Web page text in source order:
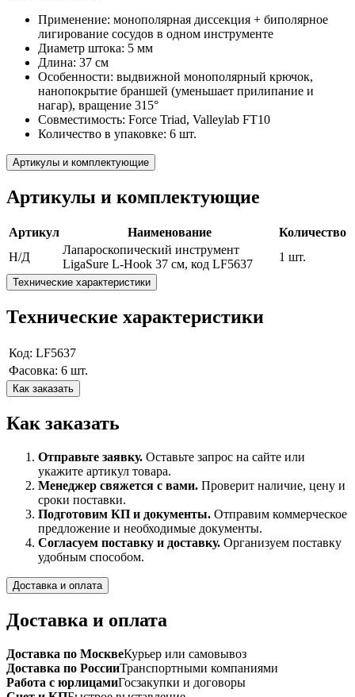
Применение: монополярная диссекция + биполярное
лигирование сосудов в одном инструменте
Диаметр штока: 5 мм
Длина: 37 см
Особенности: выдвижной монополярный крючок,
нанопокрытие браншей (уменьшает прилипание и
нагар), вращение 315°
Совместимость: Force Triad, Valleylab FT10
Количество в упаковке: 6 шт.
Артикулы и комплектующие
Артикулы и комплектующие
Артикул Наименование
Количество
Н/Д
Лапароскопический инструмент
LigaSure L-Hook 37 см, код LF5637
1 шт.
Технические характеристики
Технические характеристики
Код: LF5637
Фасовка: 6 шт.
Как заказать
Как заказать
Отправьте заявку. Оставьте запрос на сайте или
укажите артикул товара.
Менеджер свяжется с вами. Проверит наличие, цену и
сроки поставки.
Подготовим КП и документы. Отправим коммерческое
предложение и необходимые документы.
Согласуем поставку и доставку. Организуем поставку
удобным способом.
Доставка и оплата
Доставка и оплата
Доставка по МосквеКурьер или самовывоз
Доставка по РоссииТранспортными компаниями
Работа с юрлицамиГосзакупки и договоры